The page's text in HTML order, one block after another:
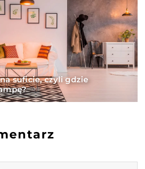
suficie, czyli gdzie